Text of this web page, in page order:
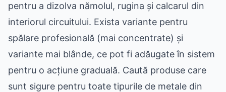
pentru a dizolva nămolul, rugina și calcarul din
interiorul circuitului. Exista variante pentru
spălare profesională (mai concentrate) și
variante mai blânde, ce pot fi adăugate în sistem
pentru o acțiune graduală. Caută produse care
sunt sigure pentru toate tipurile de metale din